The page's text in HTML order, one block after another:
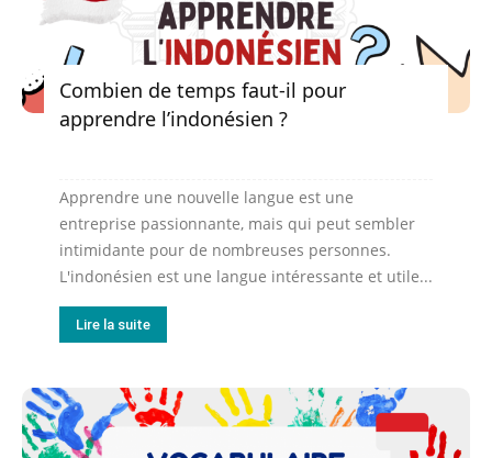
Combien de temps faut-il pour
apprendre l’indonésien ?
Apprendre une nouvelle langue est une
entreprise passionnante, mais qui peut sembler
intimidante pour de nombreuses personnes.
L'indonésien est une langue intéressante et utile...
Lire la suite